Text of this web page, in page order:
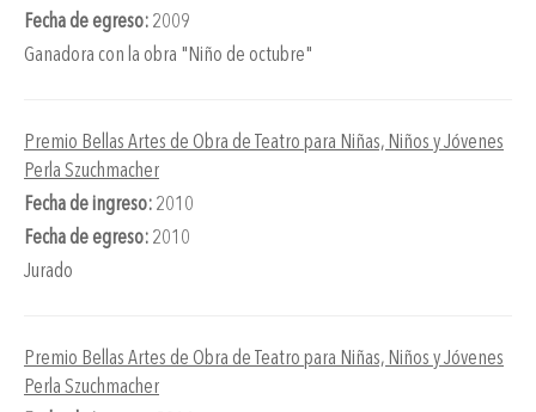
Fecha de egreso: 2009
Ganadora con la obra "Niño de octubre"
Premio Bellas Artes de Obra de Teatro para Niñas, Niños y Jóvenes
Perla Szuchmacher
Fecha de ingreso: 2010
Fecha de egreso: 2010
Jurado
Premio Bellas Artes de Obra de Teatro para Niñas, Niños y Jóvenes
Perla Szuchmacher